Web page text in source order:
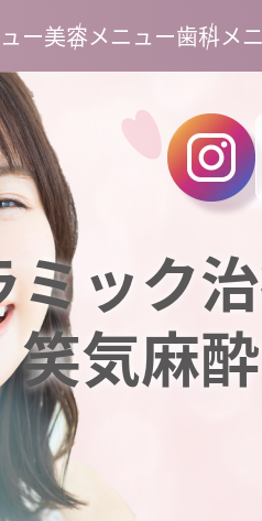
ー美容メニュー歯科メ
ミック
気麻酔